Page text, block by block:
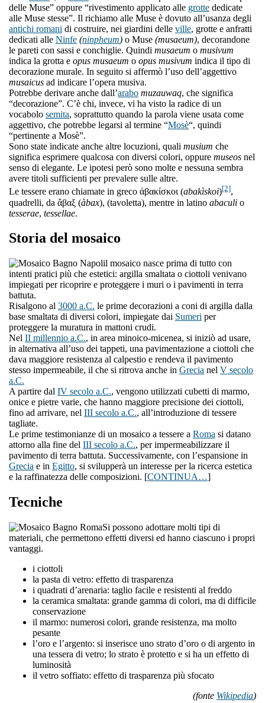
delle Muse” oppure “rivestimento applicato alle grotte dedicate
alle Muse stesse”. Il richiamo alle Muse è dovuto all’usanza degli
antichi romani di costruire, nei giardini delle ville, grotte e anfratti
dedicati alle Ninfe (ninpheum) o Muse (musaeum), decorandone
le pareti con sassi e conchiglie. Quindi musaeum o musivum
indica la grotta e opus musaeum o opus musivum indica il tipo di
decorazione murale. In seguito si affermò l’uso dell’aggettivo
musaicus ad indicare l’opera musiva.
Potrebbe derivare anche dall’arabo muzauwaq, che significa
“decorazione”. C’è chi, invece, vi ha visto la radice di un
vocabolo semita, soprattutto quando la parola viene usata come
aggettivo, che potrebbe legarsi al termine “Mosè“, quindi
“pertinente a Mosè”.
Sono state indicate anche altre locuzioni, quali musium che
significa esprimere qualcosa con diversi colori, oppure museos nel
senso di elegante. Le ipotesi però sono molte e nessuna sembra
avere titoli sufficienti per prevalere sulle altre.
Le tessere erano chiamate in greco ἀβακίσκοι (abakìskoi)[2],
quadrelli, da ἄβαξ (àbax), (tavoletta), mentre in latino abaculi o
tesserae, tessellae.
Storia del mosaico
l mosaico nasce prima di tutto con
intenti pratici più che estetici: argilla smaltata o ciottoli venivano
impiegati per ricoprire e proteggere i muri o i pavimenti in terra
battuta.
Risalgono al 3000 a.C. le prime decorazioni a coni di argilla dalla
base smaltata di diversi colori, impiegate dai Sumeri per
proteggere la muratura in mattoni crudi.
Nel II millennio a.C., in area minoico-micenea, si iniziò ad usare,
in alternativa all’uso dei tappeti, una pavimentazione a ciottoli che
dava maggiore resistenza al calpestio e rendeva il pavimento
stesso impermeabile, il che si ritrova anche in Grecia nel V secolo
a.C.
A partire dal IV secolo a.C., vengono utilizzati cubetti di marmo,
onice e pietre varie, che hanno maggiore precisione dei ciottoli,
fino ad arrivare, nel III secolo a.C., all’introduzione di tessere
tagliate.
Le prime testimonianze di un mosaico a tessere a Roma si datano
attorno alla fine del III secolo a.C., per impermeabilizzare il
pavimento di terra battuta. Successivamente, con l’espansione in
Grecia e in Egitto, si svilupperà un interesse per la ricerca estetica
e la raffinatezza delle composizioni. [CONTINUA…]
Tecniche
Si possono adottare molti tipi di
materiali, che permettono effetti diversi ed hanno ciascuno i propri
vantaggi.
i ciottoli
la pasta di vetro: effetto di trasparenza
i quadrati d’arenaria: taglio facile e resistenti al freddo
la ceramica smaltata: grande gamma di colori, ma di difficile
conservazione
il marmo: numerosi colori, grande resistenza, ma molto
pesante
l’oro e l’argento: si inserisce uno strato d’oro o di argento in
una tessera di vetro; lo strato è protetto e si ha un effetto di
luminosità
il vetro soffiato: effetto di trasparenza più sfocato
(fonte Wikipedia)